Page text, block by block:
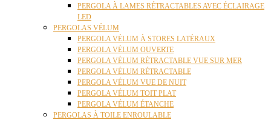
PERGOLA À LAMES RÉTRACTABLES AVEC ÉCLAIRAGE
LED
PERGOLAS VÉLUM
PERGOLA VÉLUM À STORES LATÉRAUX
PERGOLA VÉLUM OUVERTE
PERGOLA VÉLUM RÉTRACTABLE VUE SUR MER
PERGOLA VÉLUM RÉTRACTABLE
PERGOLA VÉLUM VUE DE NUIT
PERGOLA VÉLUM TOIT PLAT
PERGOLA VÉLUM ÉTANCHE
PERGOLAS À TOILE ENROULABLE